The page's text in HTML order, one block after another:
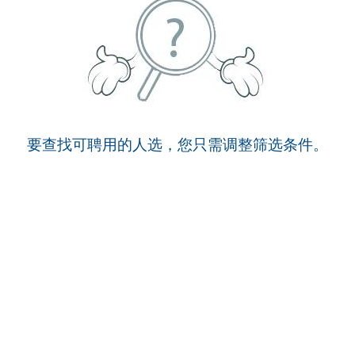
要查找可聘用的人选，您只需调整筛选条件。